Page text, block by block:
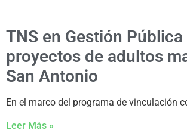
TNS en Gestión
proyectos de adultos
San Antonio
En el marco del programa de vinculación
Leer Más »